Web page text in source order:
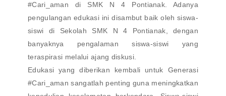
#Cari_aman di SMK N 4 Pontianak. Adanya
pengulangan edukasi ini disambut baik oleh siswa-
siswi di Sekolah SMK N 4 Pontianak, dengan
banyaknya pengalaman siswa-siswi yang
teraspirasi melalui ajang diskusi.
Edukasi yang diberikan kembali untuk Generasi
#Cari_aman sangatlah penting guna meningkatkan